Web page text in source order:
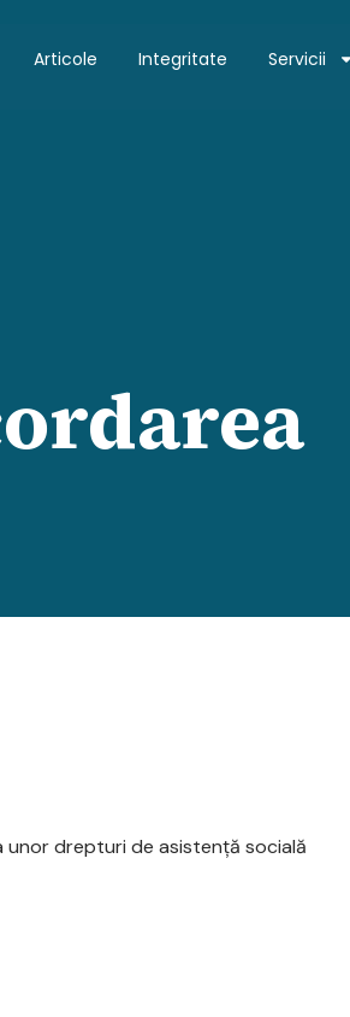
Articole Integritate Servicii
drepturi de asistență socială